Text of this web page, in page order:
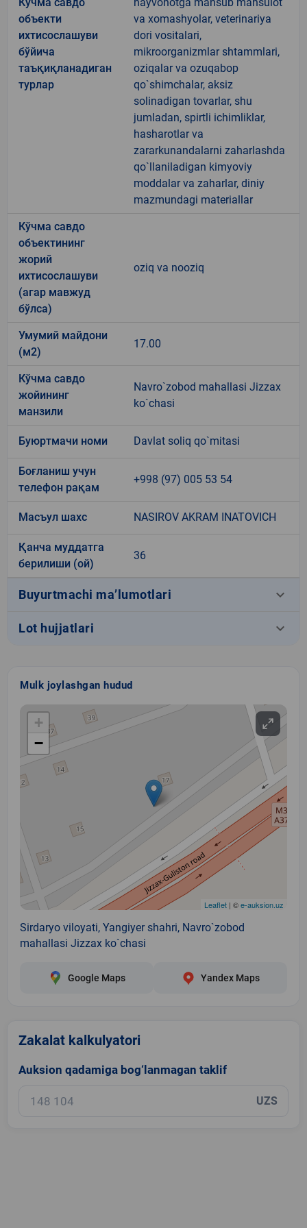
объекти
ихтисослашуви
бўйича
таъқиқланадиган
турлар
va xomashyolar, veterinariya
dori vositalari,
mikroorganizmlar shtammlari,
oziqalar va ozuqabop
qo`shimchalar, aksiz
solinadigan tovarlar, shu
jumladan, spirtli ichimliklar,
hasharotlar va
zararkunandalarni zaharlashda
qo`llaniladigan kimyoviy
moddalar va zaharlar, diniy
mazmundagi materiallar
Кўчма савдо
объектининг
жорий
ихтисослашуви
(агар мавжуд
бўлса)
oziq va nooziq
Умумий майдони
(м2)
17.00
Кўчма савдо
жойининг
манзили
Navro`zobod mahallasi Jizzax
ko`chasi
Буюртмачи номи Davlat soliq qo`mitasi
Боғланиш учун
телефон рақам
+998 (97) 005 53 54
Масъул шахс NASIROV AKRAM INATOVICH
Қанча муддатга
берилиши (ой)
36
Buyurtmachi ma’lumotlari keyboard_arrow_down
Lot hujjatlari keyboard_arrow_down
Mulk joylashgan hudud
+
−
Leaflet | ©e-auksion.uz
Sirdaryo viloyati, Yangiyer shahri, Navro`zobod
mahallasi Jizzax ko`chasi
Google Maps Yandex Maps
Zakalat kalkulyatori
Auksion qadamiga bog‘lanmagan taklif
UZS